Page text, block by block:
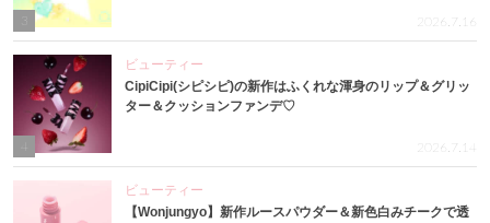
3 2026.7.16
4
ビューティー
CipiCipi(シピシピ)の新作はふくれな渾身のリップ＆グリッ
ター＆クッションファンデ♡
2026.7.14
ビューティー
【Wonjungyo】新作ルースパウダー＆新色白みチークで透